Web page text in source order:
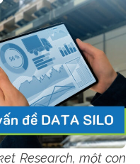
Research, một con